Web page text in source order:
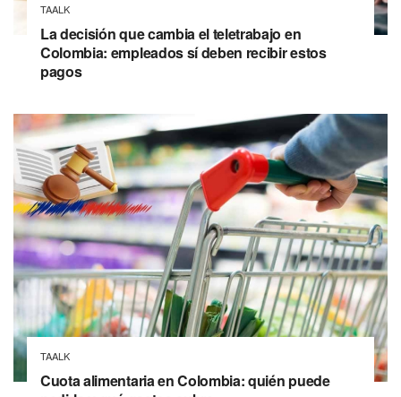
TAALK
La decisión que cambia el teletrabajo en
Colombia: empleados sí deben recibir estos
pagos
TAALK
Cuota alimentaria en Colombia: quién puede